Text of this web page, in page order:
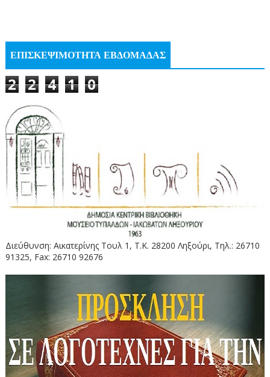
ΕΠΙΣΚΕΨΙΜΟΤΗΤΑ ΕΒΔΟΜΑΔΑΣ
2 2 4 1 0
Διεύθυνση: Αικατερίνης Τουλ 1, Τ.Κ. 28200 Ληξούρι, Τηλ.: 26710
91325, Fax: 26710 92676